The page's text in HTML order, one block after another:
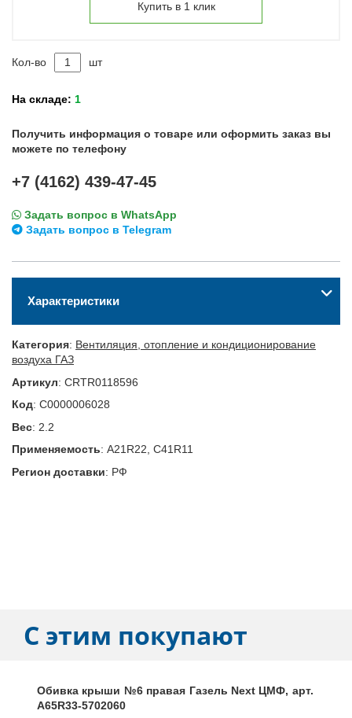
Купить в 1 клик
Кол-во шт
На складе: 1
Получить информация о товаре или оформить заказ вы
можете по телефону
+7 (4162) 439-47-45
Задать вопрос в WhatsApp
Задать вопрос в Telegram
Характеристики
Категория: Вентиляция, отопление и кондиционирование
воздуха ГАЗ
Артикул: CRTR0118596
Код: С0000006028
Вес: 2.2
Применяемость: A21R22, C41R11
Регион доставки: РФ
С этим покупают
Обивка крыши №6 правая Газель Next ЦМФ, арт.
A65R33-5702060